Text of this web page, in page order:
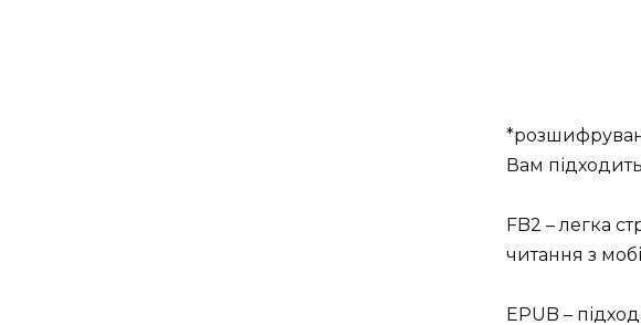
Вам
FB2 – легка
читання з
EPUB –